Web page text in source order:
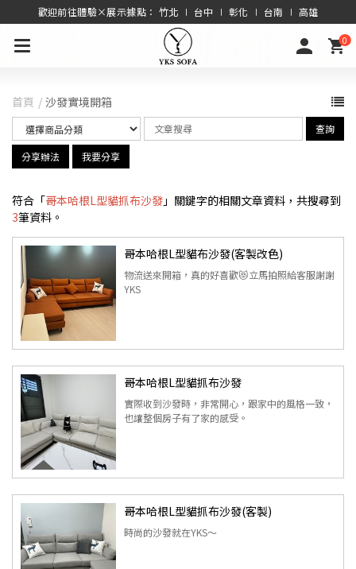
歡迎前往體驗×展示據點： 竹北 ∣ 台中 ∣ 彰化 ∣ 台南 ∣ 高雄
0
首頁 沙發實境開箱
查詢
分享辦法 我要分享
符合「哥本哈根L型貓抓布沙發 」關鍵字的相關文章資料，共搜尋到
3筆資料。
哥本哈根L型貓布沙發(客製改色)
物流送來開箱，真的好喜歡😻立馬拍照給客服謝謝
YKS
哥本哈根L型貓抓布沙發
實際收到沙發時，非常開心，跟家中的風格一致，
也讓整個房子有了家的感受。
哥本哈根L型貓抓布沙發(客製)
時尚的沙發就在YKS～